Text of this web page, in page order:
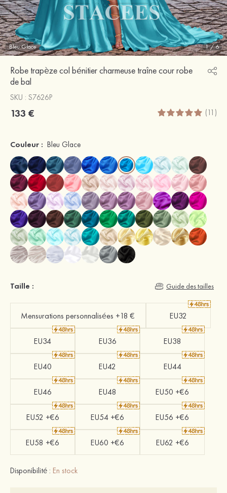
Bleu Glace 1/6
Robe trapèze col bénitier charmeuse traîne cour robe
de bal
SKU : S7626P
133 € (11)
Couleur : Bleu Glace
Taille : Guide des tailles
Mensurations personnalisées +18 € EU32
EU34 EU36 EU38
EU40 EU42 EU44
EU46 EU48 EU50 +€6
EU52 +€6 EU54 +€6 EU56 +€6
EU58 +€6 EU60 +€6 EU62 +€6
Disponibilité : En stock